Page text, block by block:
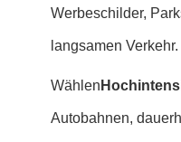
Werbeschilder,
langsamen Verkehr.
Wählen
Autobahnen,